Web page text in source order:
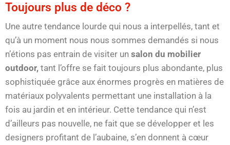
Toujours plus de déco ?
Une autre tendance lourde qui nous a interpellés, tant et
qu’à un moment nous nous sommes demandés si nous
n’étions pas entrain de visiter un salon du mobilier
outdoor, tant l’offre se fait toujours plus abondante, plus
sophistiquée grâce aux énormes progrès en matières de
matériaux polyvalents permettant une installation à la
fois au jardin et en intérieur. Cette tendance qui n’est
d’ailleurs pas nouvelle, ne fait que se développer et les
designers profitant de l’aubaine, s’en donnent à cœur